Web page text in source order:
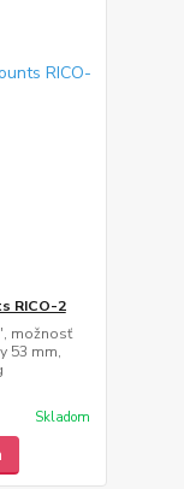
RICO-2
možnosť
53 mm,
Skladom